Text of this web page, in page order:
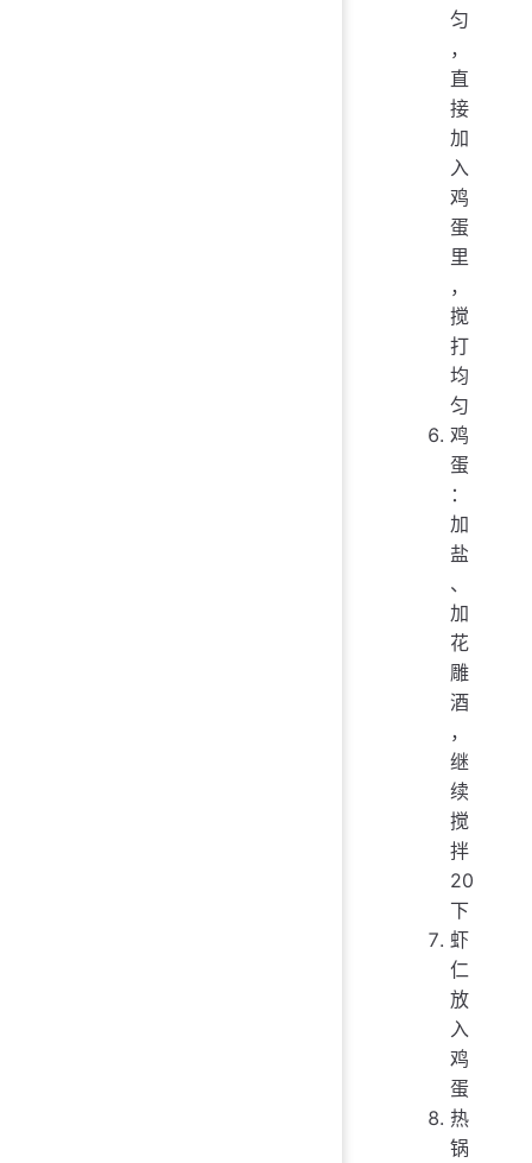
匀
，
直
接
加
入
鸡
蛋
里
，
搅
打
均
匀
鸡
蛋
：
加
盐
、
加
花
雕
酒
，
继
续
搅
拌
20
下
虾
仁
放
入
鸡
蛋
热
锅